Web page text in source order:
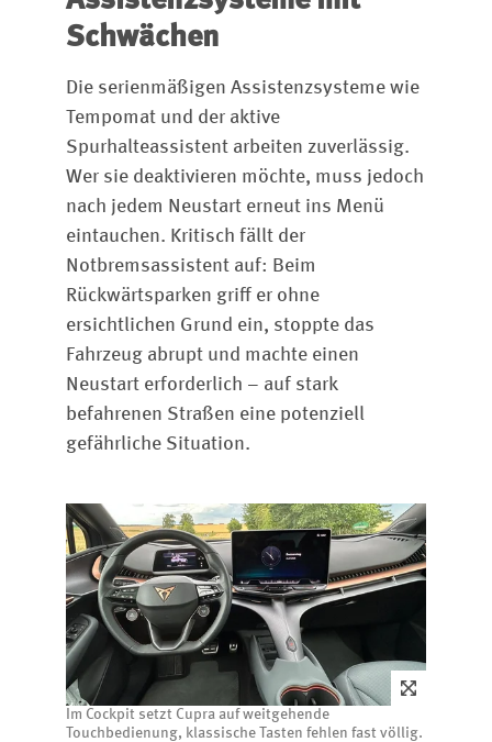
Schwächen
Die serienmäßigen Assistenzsysteme wie
Tempomat und der aktive
Spurhalteassistent arbeiten zuverlässig.
Wer sie deaktivieren möchte, muss jedoch
nach jedem Neustart erneut ins Menü
eintauchen. Kritisch fällt der
Notbremsassistent auf: Beim
Rückwärtsparken griff er ohne
ersichtlichen Grund ein, stoppte das
Fahrzeug abrupt und machte einen
Neustart erforderlich – auf stark
befahrenen Straßen eine potenziell
gefährliche Situation.
Im Cockpit setzt Cupra auf weitgehende
Touchbedienung, klassische Tasten fehlen fast völlig.